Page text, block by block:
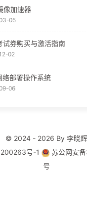
像加速器
05
试券购买与激活指南
02
络部署操作系统
06
© 2024 - 2026 By 李晓辉
号-1
苏公网安
号